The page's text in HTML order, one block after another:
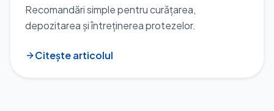
Recomandări simple pentru curățarea,
depozitarea și întreținerea protezelor.
Citește articolul